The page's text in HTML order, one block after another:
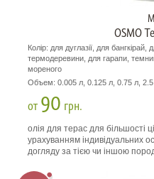
OSMO
Колір: для дуглазії, для
термодеревини, для гарапи,
мореного
Объем: 0.005 л, 0.125 л, 0.75 л,
от 90 грн.
олія для терас для більшості
урахуванням індивідуальних
догляду за тією чи іншою